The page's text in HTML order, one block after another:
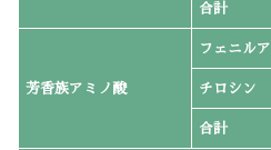
合計
芳香族アミノ酸
フェニル
チロシン
合計